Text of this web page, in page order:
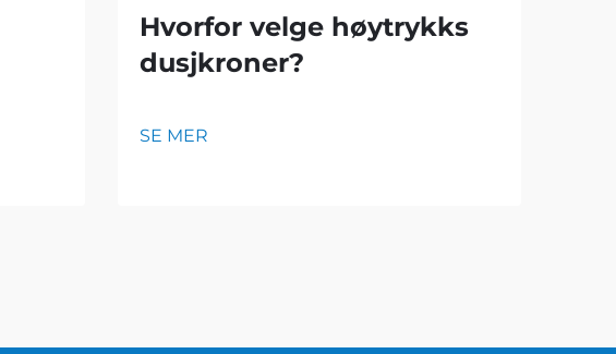
Hvorfor velge høytrykks
dusjkroner?
SE MER